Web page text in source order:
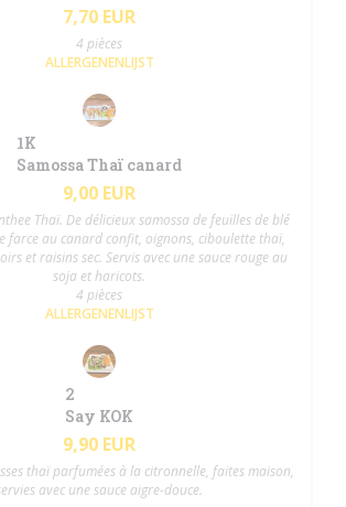
7,70 EUR
4 pièces
ALLERGENENLIJST
1K
Samossa Thaï canard
9,00 EUR
Thaï. De délicieux samossa de feuilles de blé
farce au canard confit, oignons, ciboulette thaï,
et raisins sec. Servis avec une sauce rouge au
soja et haricots.
4 pièces
ALLERGENENLIJST
2
Say KOK
9,90 EUR
thaï parfumées à la citronnelle, faites maison,
avec une sauce aigre-douce.